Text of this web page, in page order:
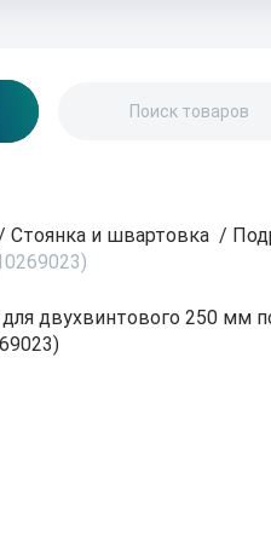
Стоянка и швартовка /